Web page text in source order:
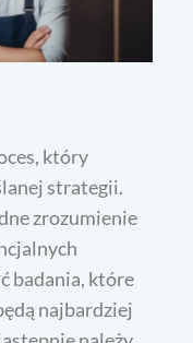
który
strategii.
zrozumienie
badania, które
najbardziej